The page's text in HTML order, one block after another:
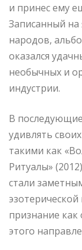
и принес ему
Записанный
народов,
оказался
необычных и
индустрии.
В
удивлять
такими как
Ритуалы»
стали
признание
этого